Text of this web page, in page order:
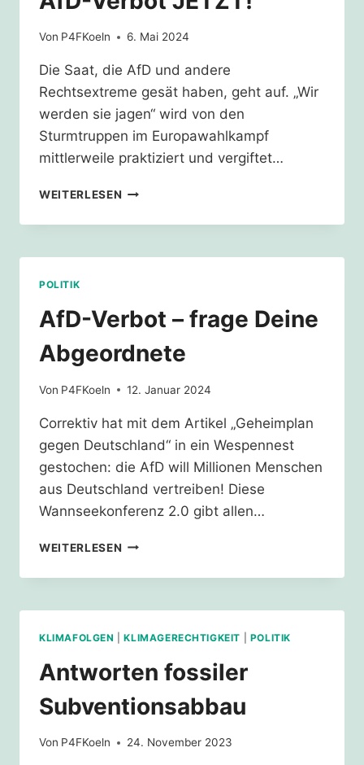
Von P4FKoeln 6. Mai 2024
Die Saat, die AfD und andere
Rechtsextreme gesät haben, geht auf. „Wir
werden sie jagen“ wird von den
Sturmtruppen im Europawahlkampf
mittlerweile praktiziert und vergiftet…
WEITERLESEN AFD-
JETZT!
POLITIK
AfD-Verbot – frage Deine
Abgeordnete
Von P4FKoeln 12. Januar 2024
Correktiv hat mit dem Artikel „Geheimplan
gegen Deutschland“ in ein Wespennest
gestochen: die AfD will Millionen Menschen
aus Deutschland vertreiben! Diese
Wannseekonferenz 2.0 gibt allen…
WEITERLESEN AFD-
–
DEINE
KLIMAFOLGEN |KLIMAGERECHTIGKEIT POLITIK
Antworten fossiler
Subventionsabbau
Von P4FKoeln 24. November 2023